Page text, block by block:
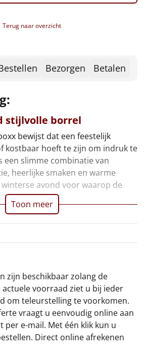
Terug naar overzicht
Bezorgen Betalen
stijlvolle borrel
bewijst dat een feestelijk
kostbaar hoeft te zijn om indruk te
een slimme combinatie van
heerlijke smaken en warme
winterse avond voor waarop de
Toon meer
zijn beschikbaar zolang de
voorraad ziet u bij ieder
om teleurstelling te voorkomen.
vraagt u eenvoudig online aan
per e-mail. Met één klik kun u
Direct online afrekenen